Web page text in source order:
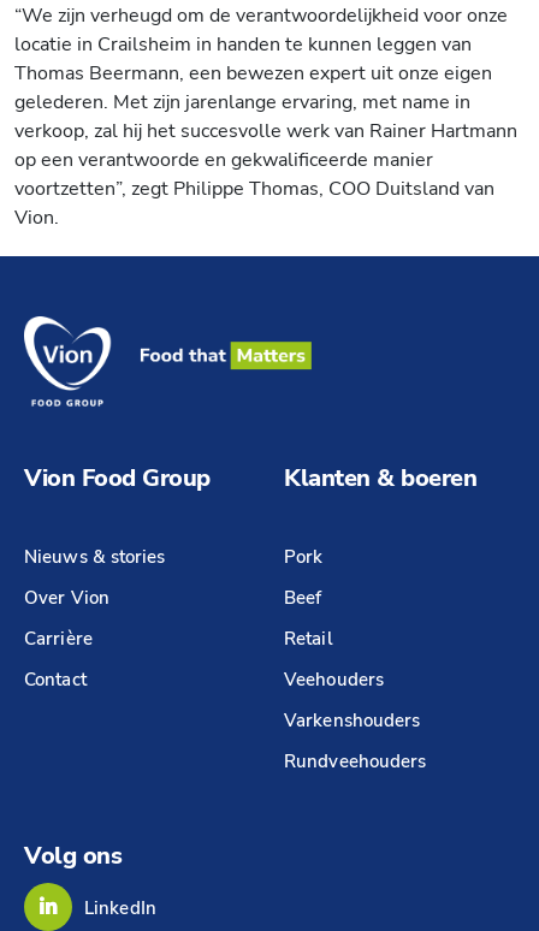
“We zijn verheugd om de verantwoordelijkheid voor onze
locatie in Crailsheim in handen te kunnen leggen van
Thomas Beermann, een bewezen expert uit onze eigen
gelederen. Met zijn jarenlange ervaring, met name in
verkoop, zal hij het succesvolle werk van Rainer Hartmann
op een verantwoorde en gekwalificeerde manier
voortzetten”, zegt Philippe Thomas, COO Duitsland van
Vion.
Vion Food Group
Nieuws & stories
Over Vion
Carrière
Contact
Klanten & boeren
Pork
Beef
Retail
Veehouders
Varkenshouders
Rundveehouders
Volg ons
LinkedIn